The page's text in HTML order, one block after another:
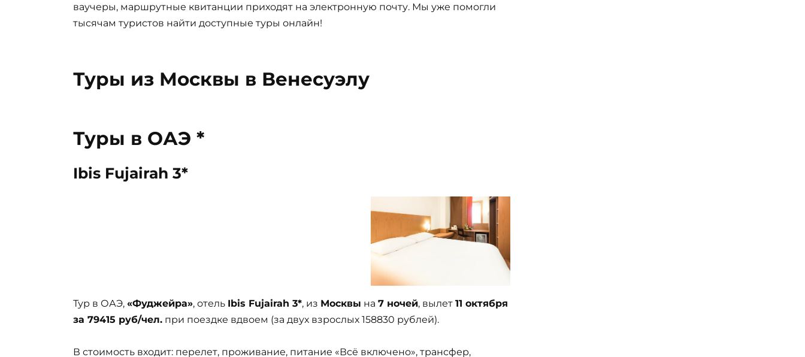
ваучеры, маршрутные квитанции приходят на электронную почту. Мы уже помогли
тысячам туристов найти доступные туры онлайн!
Туры из Москвы в Венесуэлу
Туры в ОАЭ *
Ibis Fujairah 3*
Тур в ОАЭ, «Фуджейра», отель Ibis Fujairah 3*, из Москвы на 7 ночей, вылет 11 октября
за 79415 руб/чел. при поездке вдвоем (за двух взрослых 158830 рублей).
В стоимость входит: перелет, проживание, питание «Всё включено», трансфер,